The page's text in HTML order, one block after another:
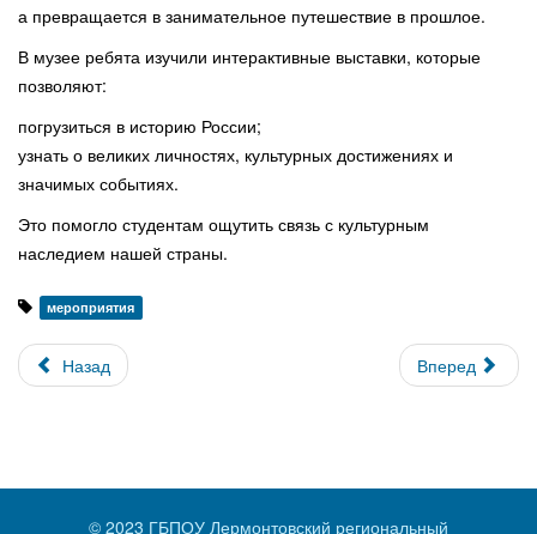
а превращается в занимательное путешествие в прошлое.
В музее ребята изучили интерактивные выставки, которые
позволяют:
погрузиться в историю России;
узнать о великих личностях, культурных достижениях и
значимых событиях.
Это помогло студентам ощутить связь с культурным
наследием нашей страны.
мероприятия
Назад Вперед
© 2023 ГБПОУ Лермонтовский региональный